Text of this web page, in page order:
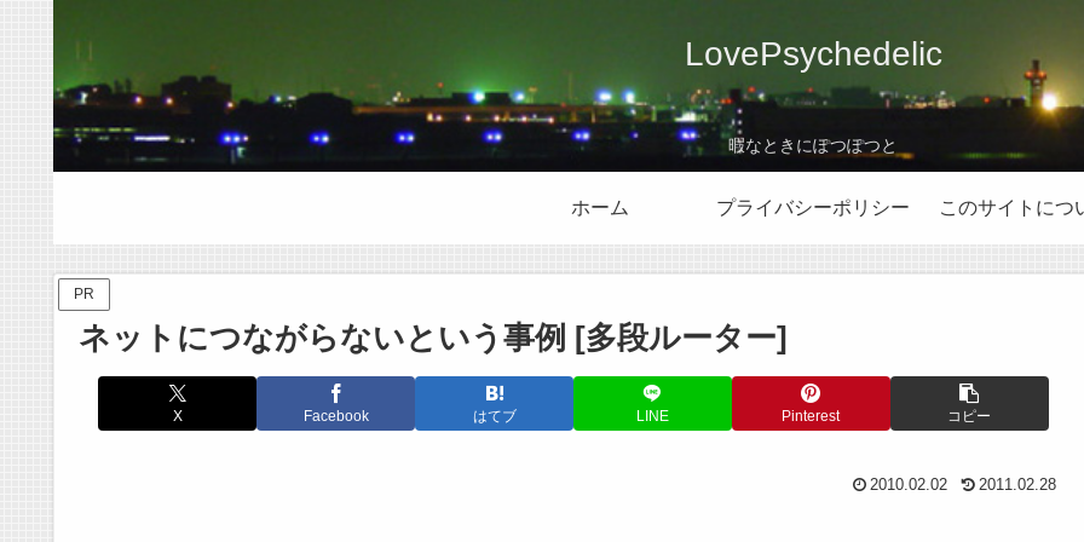
LovePsychedelic
暇なときにぽつぽつと
ホーム プライバシーポリシー このサイトにつ
PR
ネットにつながらないという事例 [多段ルーター]
X Facebook はてブ LINE Pinterest コピー
2010.02.02 2011.02.28